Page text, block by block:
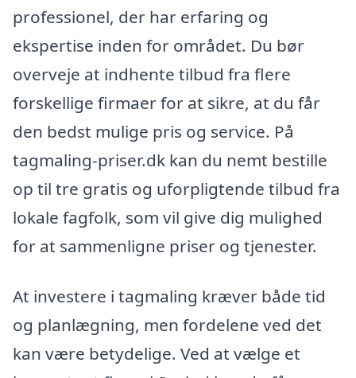
professionel, der har erfaring og
ekspertise inden for området. Du bør
overveje at indhente tilbud fra flere
forskellige firmaer for at sikre, at du får
den bedst mulige pris og service. På
tagmaling-priser.dk kan du nemt bestille
op til tre gratis og uforpligtende tilbud fra
lokale fagfolk, som vil give dig mulighed
for at sammenligne priser og tjenester.
At investere i tagmaling kræver både tid
og planlægning, men fordelene ved det
kan være betydelige. Ved at vælge et